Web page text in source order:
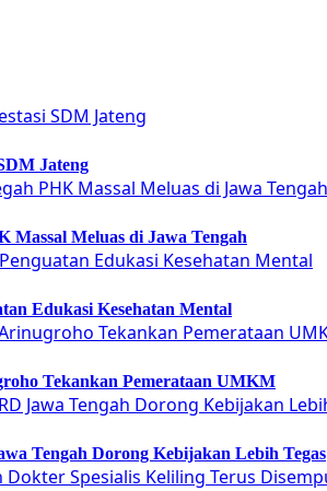
Jateng
Massal Meluas di Jawa Tengah
Edukasi Kesehatan Mental
Tekankan Pemerataan UMKM
Tengah Dorong Kebijakan Lebih Tegas